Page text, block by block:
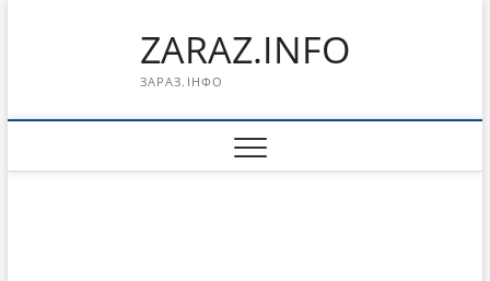
ZARAZ.INFO
ЗАРАЗ.ІНФО